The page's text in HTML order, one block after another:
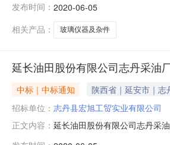
一、中标候选人基本情况一标
82.5
发布时间： 2020-06-05
相关产品：
玻璃仪器及杂件
延长油田股份有限公司志丹采油
中标｜中标通知 陕西省｜延安市｜志
招标单位： 志丹县宏旭工贸实业有限公司
正文内容： 延长油田股份有限公司志丹采